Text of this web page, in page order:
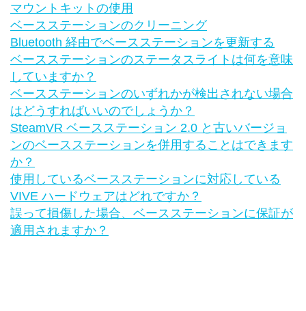
マウントキットの使用
ベースステーションのクリーニング
Bluetooth 経由でベースステーションを更新する
ベースステーションのステータスライトは何を意味
していますか？
ベースステーションのいずれかが検出されない場合
はどうすればいいのでしょうか？
SteamVR ベースステーション 2.0 と古いバージョ
ンのベースステーションを併用することはできます
か？
使用しているベースステーションに対応している
VIVE ハードウェアはどれですか？
誤って損傷した場合、ベースステーションに保証が
適用されますか？